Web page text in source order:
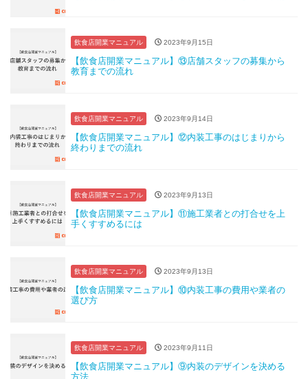
飲食店開業マニュアル 2023年9月15日
【飲食店開業マニュアル】⑬店舗スタッフの募集から
教育までの流れ
飲食店開業マニュアル 2023年9月14日
【飲食店開業マニュアル】⑫内装工事のはじまりから
終わりまでの流れ
飲食店開業マニュアル 2023年9月13日
【飲食店開業マニュアル】⑪施工業者との打合せを上
手くすすめるには
飲食店開業マニュアル 2023年9月13日
【飲食店開業マニュアル】⑩内装工事の費用や業者の
選び方
飲食店開業マニュアル 2023年9月11日
【飲食店開業マニュアル】⑨内装のデザインを決める
方法